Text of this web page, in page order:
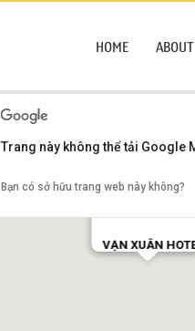
HOME
VẠN XUÂN
Trang này không thể tải Google
Bạn có sở hữu trang web này không?